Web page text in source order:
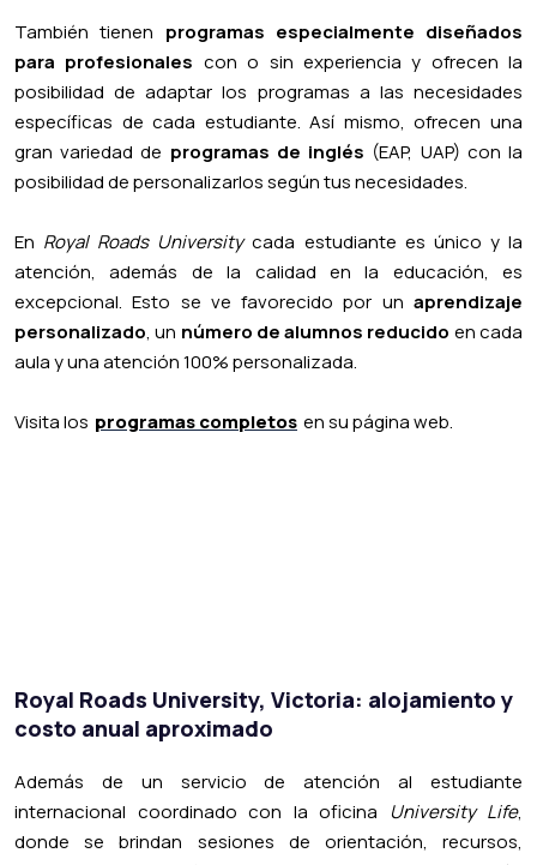
También tienen programas especialmente diseñados
para profesionales con o sin experiencia y ofrecen la
posibilidad de adaptar los programas a las necesidades
específicas de cada estudiante. Así mismo, ofrecen una
gran variedad de programas de inglés (EAP, UAP) con la
posibilidad de personalizarlos según tus necesidades.
En Royal Roads Universitycada estudiante es único y la
atención, además de la calidad en la educación, es
excepcional. Esto se ve favorecido por un aprendizaje
personalizado, un número de alumnos reducido en cada
aula y una atención 100% personalizada.
Visita los programas completos en su página web.
Royal Roads University, Victoria: alojamiento y
costo anual aproximado
Además de un servicio de atención al estudiante
internacional coordinado con la oficina
University Life,
donde se brindan sesiones de orientación, recursos,